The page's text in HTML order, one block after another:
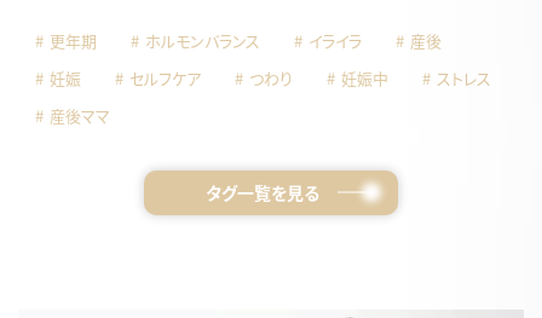
更年期 ホルモンバランス イライラ
産後
妊娠
セルフケア つわり 妊娠中
ストレス
産後ママ
タグ一覧を見る